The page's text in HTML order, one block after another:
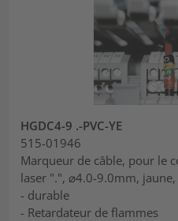
HGDC4-9 .-PVC-YE
515-01946
Marqueur de câble, pour le
laser ".", ⌀4.0-9.0mm,
- durable
- Retardateur de flammes